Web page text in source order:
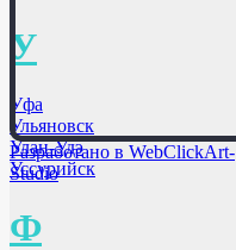
У
Уфа
Ульяновск
Улан-Удэ
Уссурийск
Ф
Разработано в WebClickArt-
Studio